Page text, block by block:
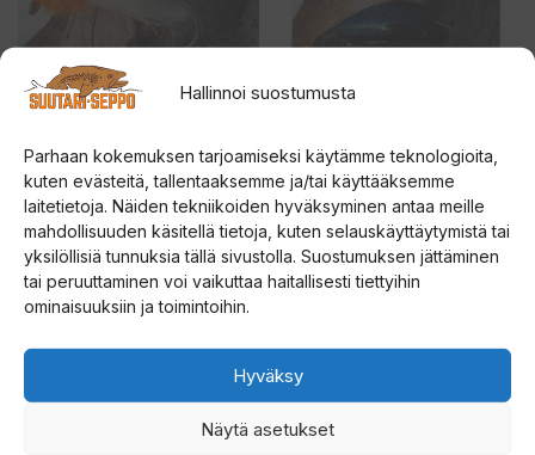
Hallinnoi suostumusta
Parhaan kokemuksen tarjoamiseksi käytämme teknologioita,
kuten evästeitä, tallentaaksemme ja/tai käyttääksemme
laitetietoja. Näiden tekniikoiden hyväksyminen antaa meille
mahdollisuuden käsitellä tietoja, kuten selauskäyttäytymistä tai
yksilöllisiä tunnuksia tällä sivustolla. Suostumuksen jättäminen
tai peruuttaminen voi vaikuttaa haitallisesti tiettyihin
ominaisuuksiin ja toimintoihin.
Hyväksy
Näytä asetukset
t
o
o
u
s
s
PERUS-VALKO
4.71
5:stä
14,00€
Valitse vaihtoehdoista
Voit
tehdä
valinnat
tuotteen
sivulla.
4.67
5:stä
14,00€
Valitse vaihtoehdoista
tehdä
sivulla.
Tällä
tuotteella
useampi
tuotteella
on
useampi
muunnelma.